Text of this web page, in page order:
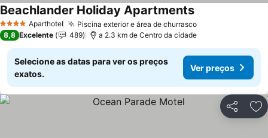
4 EstrelasAparthotel Piscina exterior e área de churrascoVer preços
Beachlander Holiday ApartmentsVer preços
8,8 Excelente 489 a 2.3 km de Centro da cidade
Selecione as datas para ver os preços
exatos.
Ver preços
Partilhar